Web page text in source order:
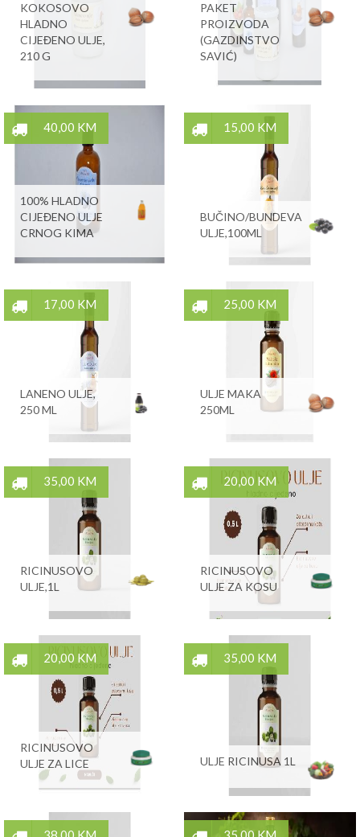
KOKOSOVO
HLADNO
CIJEĐENO ULJE,
210 G
PAKET
PROIZVODA
(GAZDINSTVO
SAVIĆ)
40,00 KM
100% HLADNO
CIJEĐENO ULJE
CRNOG KIMA
15,00 KM
BUČINO/BUNDEVA
ULJE,100ML
17,00 KM
LANENO ULJE,
250 ML
25,00 KM
ULJE MAKA
250ML
35,00 KM
RICINUSOVO
ULJE,1L
20,00 KM
RICINUSOVO
ULJE ZA KOSU
20,00 KM
RICINUSOVO
ULJE ZA LICE
35,00 KM
ULJE RICINUSA 1L